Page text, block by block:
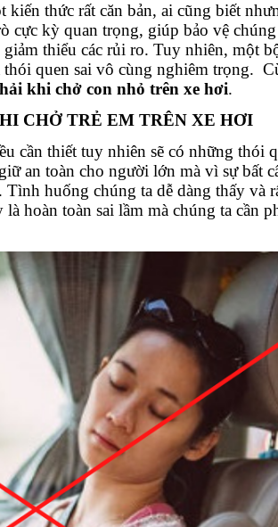
kiến thức rất căn bản, ai cũng biết
cực kỳ quan trọng, giúp bảo vệ
thiểu các rủi ro. Tuy nhiên, một
quen sai vô cùng nghiêm trọng.
khi chở con nhỏ trên xe hơi.
CHỞ TRẺ EM TRÊN XE HƠI
cần thiết tuy nhiên sẽ có những thói
an toàn cho người lớn mà vì sự bất
huống chúng ta dễ dàng thấy và
hoàn toàn sai lầm mà chúng ta cần